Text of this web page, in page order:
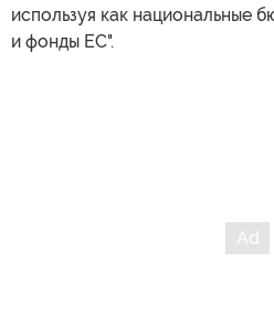
используя как национальные
и фонды ЕС".